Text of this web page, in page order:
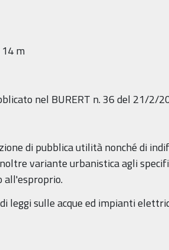
m
nel BURERT n. 36 del 21/2/
di pubblica utilità nonché di
variante urbanistica agli
all'esproprio.
sulle acque ed impianti